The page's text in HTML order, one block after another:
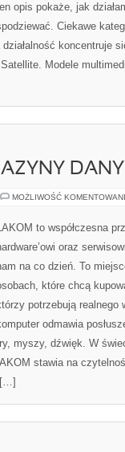
opis pokaże, jak
Ciekawe
koncentruje
Modele
MOŻLIWOŚĆ
to współczesna
oraz
na co dzień. To
które chcą
potrzebują realnego
odmawia
myszy, dźwięk. W
stawia na
[…]